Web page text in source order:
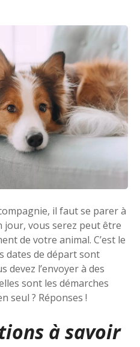
il faut se parer à
jour, vous serez peut être
de votre animal. C’est le
dates de départ sont
devez l’envoyer à des
sont les démarches
seul ? Réponses !
à savoir